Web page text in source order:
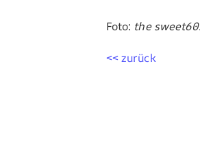
Foto: the
<< zurück